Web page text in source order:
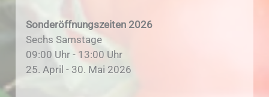
Sonderöffnungszeiten 2026
Sechs Samstage
09:00 Uhr - 13:00 Uhr
25. April - 30. Mai 2026